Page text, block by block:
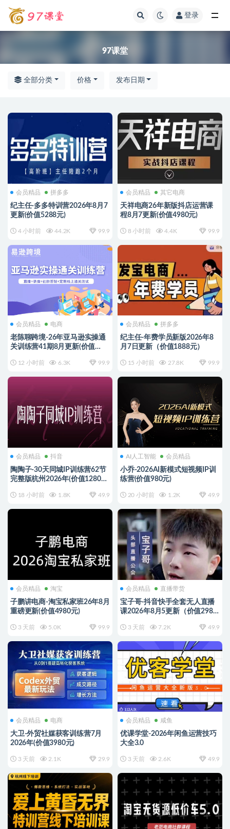
登录
97课堂
全部分类 价格 发布日期
会员精品 拼多多
纪主任-多多特训营2026年8月7
更新(价值5288元)
4 小时前 44.2K 99.9
会员精品 其它电商
天祥电商26年新版抖店运营课
程8月7更新(价值4980元)
8 小时前 4.4K 99.9
会员精品 电商
老陈聊跨境-26年亚马逊实操通
关训练营41期8月更新(价值
12 小时前 6.3K 99.9
会员精品 拼多多
纪主任-年费学员新版2026年8
月7日更新（价值1888元）
15 小时前 27.8K 99.9
会员精品 抖音
陶陶子-30天同城IP训练营62节
完整版杭州2026年(价值12800
18 小时前 1.8K 49.9
AI人工智能 会员精品
小乔-2026AI新模式短视频IP训
练营(价值980元)
20 小时前 1.2K 49.9
会员精品 淘宝
子鹏讲电商-淘宝私家班26年8月
重磅更新(价值4980元)
3 天前 5.0K 99.9
会员精品 直播带货
宝子哥-抖音快手全套无人直播
课2026年8月5更新（价值2980
3 天前 7.2K 49.9
会员精品 电商
大卫-外贸社媒获客训练营7月
2026年(价值3980元)
3 天前 2.1K 29.9
会员精品 咸鱼
优课学堂-2026年闲鱼运营技巧
大全3.0
3 天前 2.6K 49.9